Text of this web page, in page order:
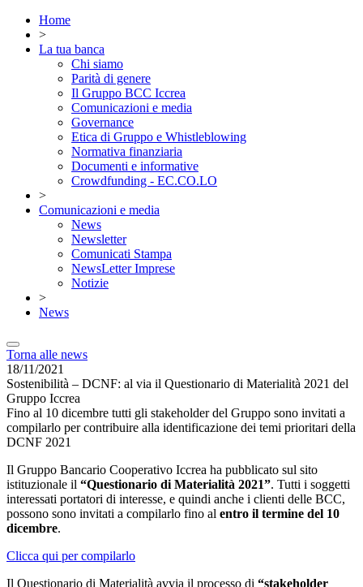
Home
>
La tua banca
Chi siamo
Parità di genere
Il Gruppo BCC Iccrea
Comunicazioni e media
Governance
Etica di Gruppo e Whistleblowing
Normativa finanziaria
Documenti e informative
Crowdfunding - EC.CO.LO
>
Comunicazioni e media
News
Newsletter
Comunicati Stampa
NewsLetter Imprese
Notizie
>
News
Torna alle news
18/11/2021
Sostenibilità – DCNF: al via il Questionario di Materialità 2021 del
Gruppo Iccrea
Fino al 10 dicembre tutti gli stakeholder del Gruppo sono invitati a
compilarlo per contribuire alla identificazione dei temi prioritari della
DCNF 2021
Il Gruppo Bancario Cooperativo Iccrea ha pubblicato sul sito
istituzionale il “Questionario di Materialità 2021”. Tutti i soggetti
interessati portatori di interesse, e quindi anche i clienti delle BCC,
possono sono invitati a compilarlo fino al entro il termine del 10
dicembre.
Clicca qui per compilarlo
Il Questionario di Materialità avvia il processo di “stakeholder